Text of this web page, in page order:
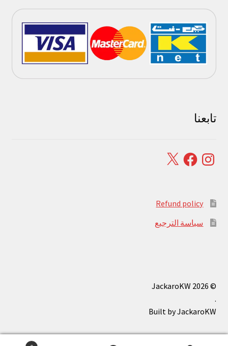
تابعنا
Instagram
Facebook
X
Refund policy
سياسة الترجيع
© JackaroKW 2026
.